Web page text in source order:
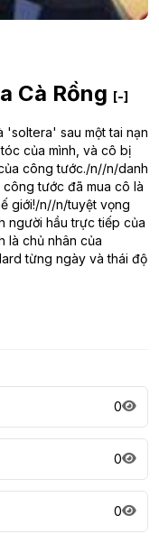
Cà Rồng [-]
'soltera' sau một tai nạn
của mình, và cô bị
công tước./n//n/danh
công tước đã mua cô là
giới!/n//n/tuyệt vọng
người hầu trực tiếp của
là chủ nhân của
từng ngày và thái độ
0
0
0